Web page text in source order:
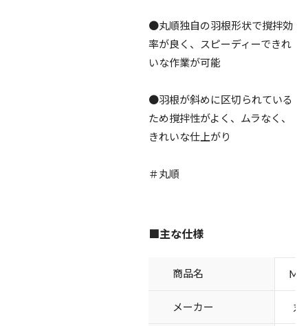
●丸順独自の羽根形状で撹拌効
率が良く、スピーディーできれ
いな作業が可能
●羽根が斜めに区切られている
ため撹拌性がよく、ムラなく、
きれいな仕上がり
＃丸順
■主な仕様
商品名
メーカー 丸